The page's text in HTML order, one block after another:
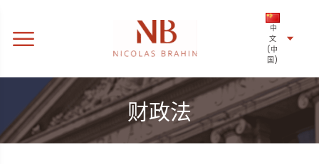
中
文
(中
国)
财政法